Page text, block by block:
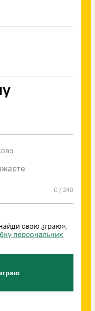
0 / 240
свою зграю»,
персональних